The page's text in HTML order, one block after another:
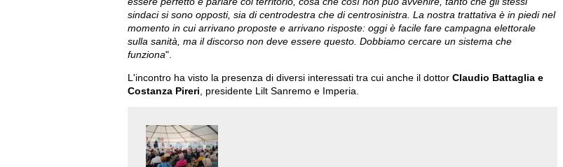
sindaci si sono opposti, sia di centrodestra che di centrosinistra. La nostra trattativa è in piedi nel
momento in cui arrivano proposte e arrivano risposte: oggi è facile fare campagna elettorale
sulla sanità, ma il discorso non deve essere questo. Dobbiamo cercare un sistema che
funziona".
L'incontro ha visto la presenza di diversi interessati tra cui anche il dottor Claudio Battaglia e
Costanza Pireri , presidente Lilt Sanremo e Imperia.